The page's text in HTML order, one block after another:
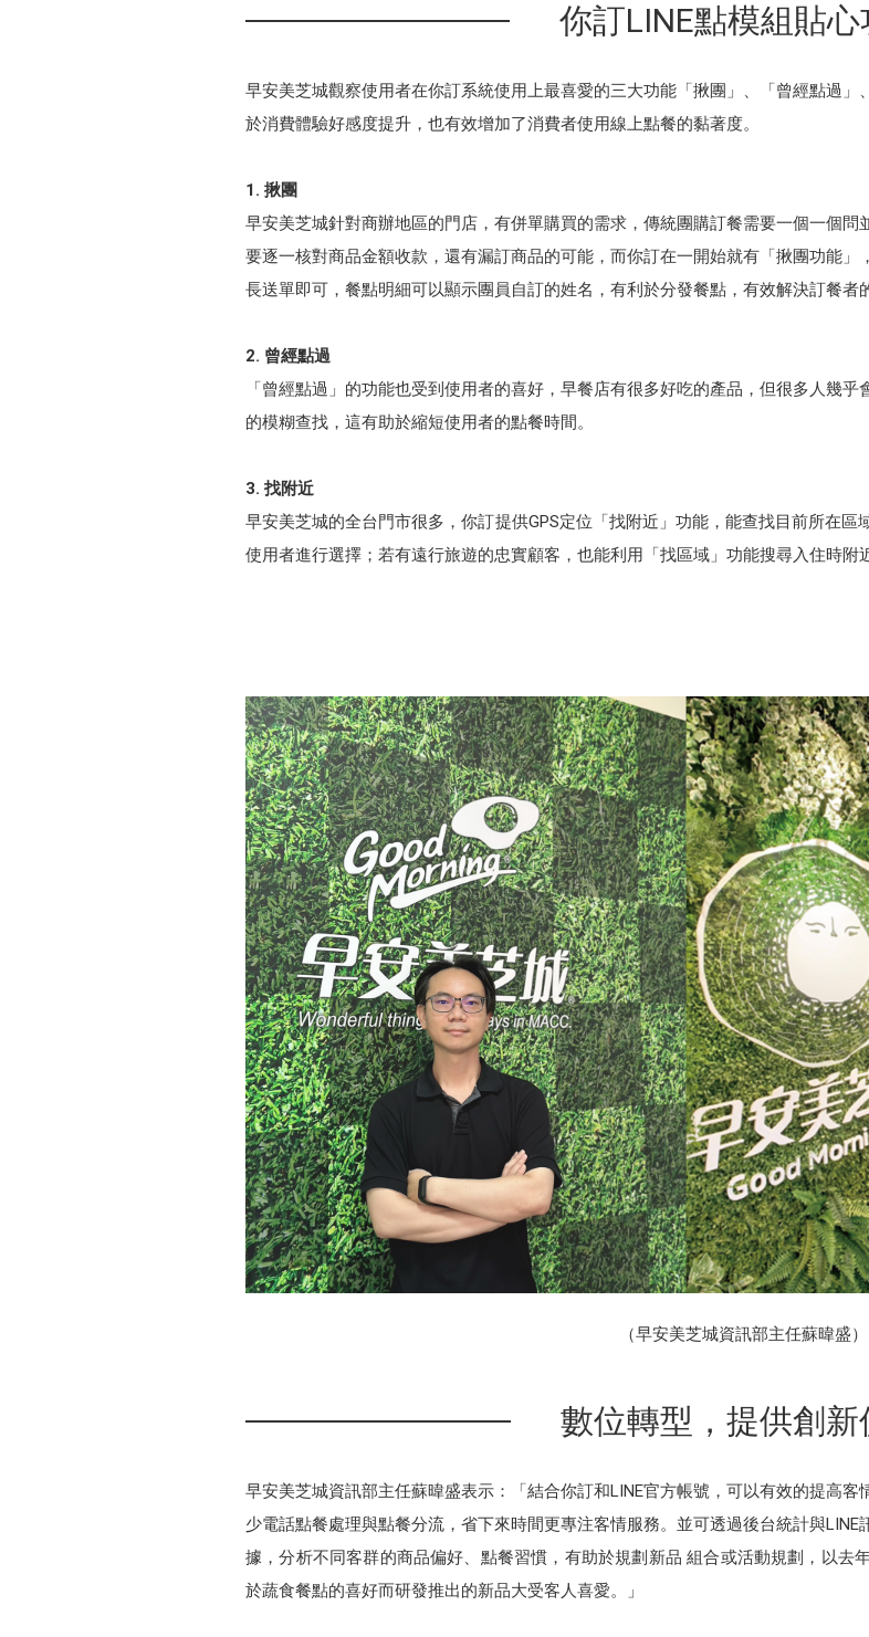
你訂LINE點模組貼
早安美芝城觀察使用者在你訂系統使用上最喜愛的三大功能「揪團」、「曾經點過
於消費體驗好感度提升，也有效增加了消費者使用線上點餐的黏著度。
1. 揪團
早安美芝城針對商辦地區的門店，有併單購買的需求，傳統團購訂餐需要一個一個
要逐一核對商品金額收款，還有漏訂商品的可能，而你訂在一開始就有「揪團功能
長送單即可，餐點明細可以顯示團員自訂的姓名，有利於分發餐點，有效解決訂餐者
2. 曾經點過
「曾經點過」的功能也受到使用者的喜好，早餐店有很多好吃的產品，但很多人幾
的模糊查找，這有助於縮短使用者的點餐時間。
3. 找附近
早安美芝城的全台門市很多，你訂提供GPS定位「找附近」功能，能查找目前所在
使用者進行選擇；若有遠行旅遊的忠實顧客，也能利用「找區域」功能搜尋入住時附
（早安美芝城資訊部主任蘇暐盛）
數位轉型，提供創新
早安美芝城資訊部主任蘇暐盛表示：「結合你訂和LINE官方帳號，可以有效的提高客
少電話點餐處理與點餐分流，省下來時間更專注客情服務。並可透過後台統計與
據，分析不同客群的商品偏好、點餐習慣，有助於規劃新品 組合或活動規劃，以去
於蔬食餐點的喜好而研發推出的新品大受客人喜愛。」